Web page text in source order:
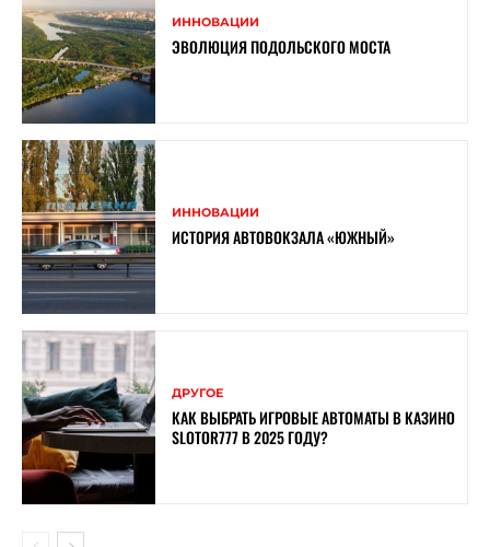
ИННОВАЦИИ
ЭВОЛЮЦИЯ ПОДОЛЬСКОГО МОСТА
ИННОВАЦИИ
ИСТОРИЯ АВТОВОКЗАЛА «ЮЖНЫЙ»
ДРУГОЕ
КАК ВЫБРАТЬ ИГРОВЫЕ АВТОМАТЫ В КАЗИНО
SLOTOR777 В 2025 ГОДУ?